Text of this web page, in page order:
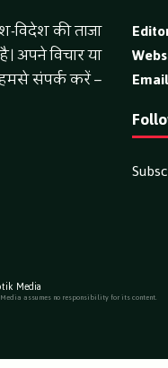
विदेश की ताजा
अपने विचार या
हमसे संपर्क करें –
Media
assumes no responsibility for its content.